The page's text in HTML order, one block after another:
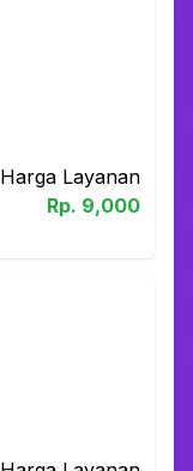
Harga Layanan
Rp. 9,000